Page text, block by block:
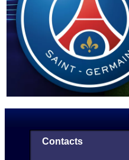
Contacts